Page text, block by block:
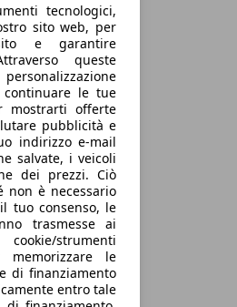
tecnologici,
sito web, per
e garantire
queste
le tue
mostrarti offerte
pubblicità e
indirizzo e-mail
salvate, i veicoli
dei prezzi. Ciò
non è necessario
tuo consenso, le
trasmesse ai
strumenti
le
di finanziamento
entro tale